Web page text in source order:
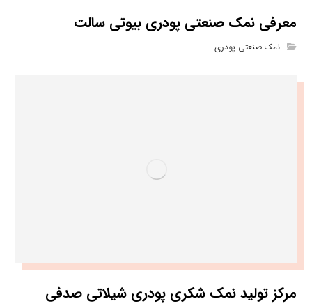
معرفی نمک صنعتی پودری بیوتی سالت
نمک صنعتی پودری
مرکز تولید نمک شکری پودری شیلاتی صدفی